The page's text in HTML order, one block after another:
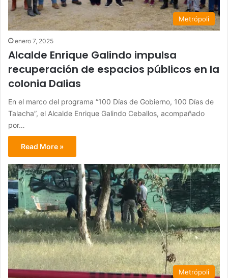
Metrópoli
enero 7, 2025
Alcalde Enrique Galindo impulsa
recuperación de espacios públicos en la
colonia Dalias
En el marco del programa “100 Días de Gobierno, 100 Días de
Talacha”, el Alcalde Enrique Galindo Ceballos, acompañado
por…
Read More »
Metrópoli